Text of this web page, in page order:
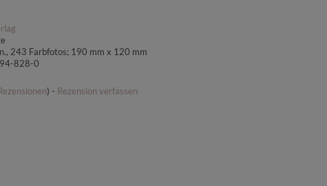
243 Farbfotos; 190 mm x 120 mm
828-0
) - Rezension verfassen